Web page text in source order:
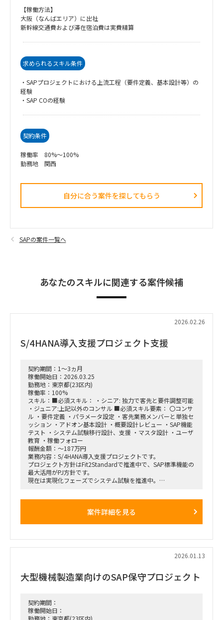
【稼働方法】
大阪（なんばエリア）に出社
新幹線交通費および滞在宿泊費は実費精算
求められるスキル条件
・SAPプロジェクトにおける上流工程（要件定義、基本設計等）の
経験
・SAP COの経験
契約条件
稼働率 80%～100%
勤務地 関西
自分に合う案件を探してもらう​
SAPの案件一覧へ
あなたのスキルに関連する案件候補
2026.02.26
S/4HANA導入支援プロジェクト支援
契約期間：1～3ヵ月
稼働開始日：2026.03.25
勤務地：東京都(23区内)
稼働率：100%
スキル：■必須スキル： ・シニア: 独力で客先と要件調整可能
・ジュニア:上記以外のコンサル ■必須スキル要素： 〇コンサ
ル ・要件定義 ・パラメータ設定 ・客先業務メンバーと単独セ
ッション ・アドオン基本設計 ・概要設計レビュー ・SAP機能
テスト ・システム試験移行設計、支援 ・マスタ設計 ・ユーザ
教育 ・稼働フォロー
報酬金額：～187万円
業務内容：S/4HANA導入支援プロジェクトです。
プロジェクト方針はFit2Standardで推進中で、SAP標準機能の
最大活用がPJ方針です。
現在は実現化フェーズでシステム試験を推進中。
加アドオン等の実装フェーズで
③販売管理管理コンサル（ＳＤ）※PSと連動経験が必要
～導入モジュール～
FI、CO、MM、PP、PS、SD、PEO
案件詳細を見る
2026.01.13
大型機械製造業向けのSAP保守プロジェクト
契約期間：
稼働開始日：
勤務地：東京都(23区内)